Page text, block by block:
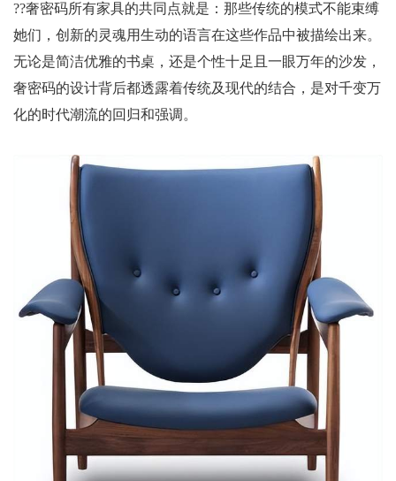
??奢密码所有家具的共同点就是：那些传统的模式不能束缚
她们，创新的灵魂用生动的语言在这些作品中被描绘出来。
无论是简洁优雅的书桌，还是个性十足且一眼万年的沙发，
奢密码的设计背后都透露着传统及现代的结合，是对千变万
化的时代潮流的回归和强调。